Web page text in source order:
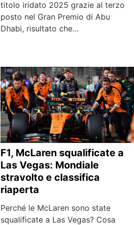
titolo iridato 2025 grazie al terzo
posto nel Gran Premio di Abu
Dhabi, risultato che…
F1, McLaren squalificate a
Las Vegas: Mondiale
stravolto e classifica
riaperta
Perché le McLaren sono state
squalificate a Las Vegas? Cosa